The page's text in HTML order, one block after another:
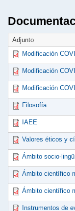
Adjunto
Modificación
Modificación
Modificación
Filosofía
IAEE
Valores éticos y
Ámbito socio-
Ámbito científico
Ámbito científico
Instrumentos de